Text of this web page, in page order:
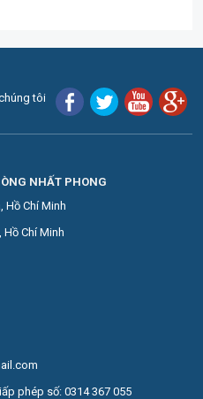
tôi
NHẤT PHONG
Hồ Chí Minh
Hồ Chí Minh
phép số: 0314 367 055